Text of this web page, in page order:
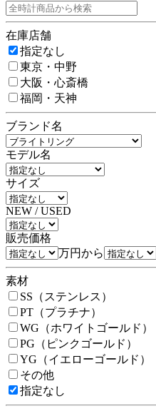
在庫店舗
指定なし
東京・中野
大阪・心斎橋
福岡・天神
ブランド名
モデル名
サイズ
NEW / USED
販売価格
万円から
素材
SS（ステンレス）
PT（プラチナ）
WG（ホワイトゴールド）
PG（ピンクゴールド）
YG（イエローゴールド）
その他
指定なし